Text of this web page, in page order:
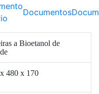
Documentos
a Bioetanol de
480 x 170